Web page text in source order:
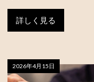
詳しく見る
2026年4月15日